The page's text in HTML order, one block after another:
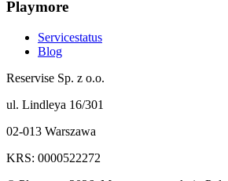
Playmore
Servicestatus
Blog
Reservise Sp. z o.o.
ul. Lindleya 16/301
02-013 Warszawa
KRS: 0000522272